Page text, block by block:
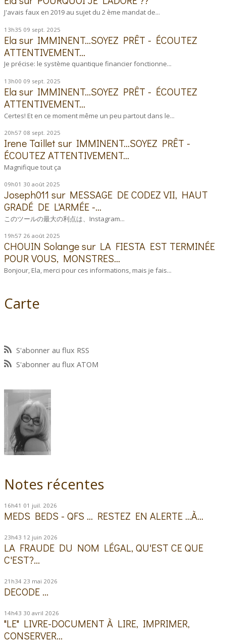
J'avais faux en 2019 au sujet du 2 ème mandat de...
13h35 09 sept. 2025
Elasur IMMINENT...SOYEZ PRÊT - ÉCOUTEZ
ATTENTIVEMENT...
Je précise: le système quantique financier fonctionne...
13h00 09 sept. 2025
Elasur IMMINENT...SOYEZ PRÊT - ÉCOUTEZ
ATTENTIVEMENT...
Certes! Et en ce moment même un peu partout dans le...
20h57 08 sept. 2025
Irene Taillet sur IMMINENT...SOYEZ PRÊT -
ÉCOUTEZ ATTENTIVEMENT...
Magnifique tout ça
09h01 30 août 2025
Joseph011 sur MESSAGE DE CODEZ VII, HAUT
GRADÉ DE L'ARMÉE -...
このツールの最大の利点は、Instagram...
19h57 26 août 2025
CHOUIN Solangesur LA FIESTA EST TERMINÉE
POUR VOUS, MONSTRES...
Bonjour, Ela, merci pour ces informations, mais je fais...
Carte
S'abonner au flux RSS
S'abonner au flux ATOM
Notes récentes
16h41 01 juil. 2026
MEDS BEDS - QFS ... RESTEZ EN ALERTE ...À...
23h43 12 juin 2026
LA FRAUDE DU NOM LÉGAL, QU'EST CE QUE
C'EST?...
21h34 23 mai 2026
DECODE ...
14h43 30 avril 2026
"LE" LIVRE-DOCUMENT À LIRE, IMPRIMER,
CONSERVER...